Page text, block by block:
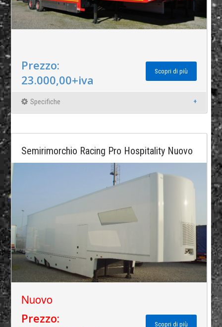
Prezzo:
23.000,00+iva
Scopri di più
Specifiche
Semirimorchio Racing Pro Hospitality Nuovo
Nuovo
Prezzo:
Scopri di più